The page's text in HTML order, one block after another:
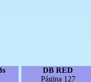
DB RED
Página 127